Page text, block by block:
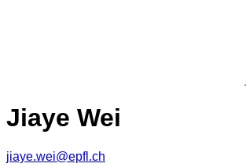
Jiaye Wei
jiaye.wei@epfl.ch